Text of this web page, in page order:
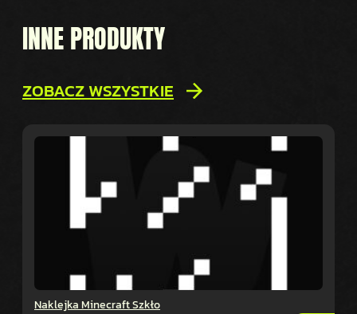
INNE PRODUKTY
ZOBACZ WSZYSTKIE
Naklejka Minecraft Szkło